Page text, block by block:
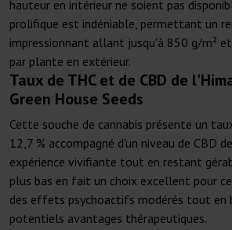
hauteur en intérieur ne soient pas
prolifique est indéniable, permettant un
impressionnant allant jusqu'à 850 g/m²
par plante en extérieur.
Taux de THC et de CBD de
Green House Seeds
Cette souche de cannabis présente un
12,7 % accompagné d'un niveau de CBD
expérience vivifiante tout en restant
plus bas en fait un choix excellent pour
des effets psychoactifs modérés tout en
potentiels avantages thérapeutiques.